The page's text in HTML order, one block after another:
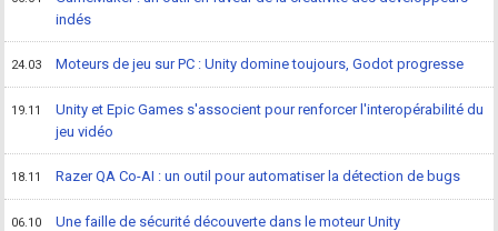
indés
24.03 Moteurs de jeu sur PC : Unity domine toujours, Godot progresse
19.11
Unity et Epic Games s'associent pour renforcer l'interopérabilité du
jeu vidéo
18.11 Razer QA Co-AI : un outil pour automatiser la détection de bugs
06.10 Une faille de sécurité découverte dans le moteur Unity